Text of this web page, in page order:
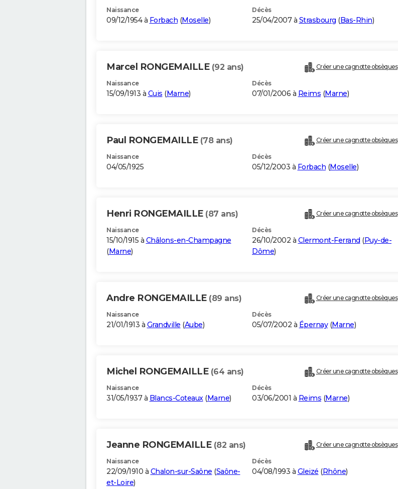
Naissance
09/12/1954 à Forbach (Moselle)
Décès
25/04/2007 à Strasbourg (Bas-Rhin)
Marcel RONGEMAILLE (92 ans) Créer une cagnotte obsèques
Naissance
15/09/1913 à Cuis (Marne)
Décès
07/01/2006 à Reims (Marne)
Paul RONGEMAILLE (78 ans) Créer une cagnotte obsèques
Naissance
04/05/1925
Décès
05/12/2003 à Forbach (Moselle)
Henri RONGEMAILLE (87 ans) Créer une cagnotte obsèques
Naissance
15/10/1915 à Châlons-en-Champagne
(Marne)
Décès
26/10/2002 à Clermont-Ferrand (Puy-de-
Dôme)
Andre RONGEMAILLE (89 ans) Créer une cagnotte obsèques
Naissance
21/01/1913 à Grandville (Aube)
Décès
05/07/2002 à Épernay(Marne)
Michel RONGEMAILLE (64 ans) Créer une cagnotte obsèques
Naissance
31/05/1937 à Blancs-Coteaux(Marne)
Décès
03/06/2001 à Reims (Marne)
Jeanne RONGEMAILLE (82 ans) Créer une cagnotte obsèques
Naissance
22/09/1910 à Chalon-sur-Saône (Saône-
et-Loire)
Décès
04/08/1993 à Gleizé (Rhône)